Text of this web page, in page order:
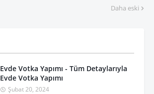
Daha eski
Evde Votka Yapımı - Tüm Detaylarıyla
Evde Votka Yapımı
Şubat 20, 2024